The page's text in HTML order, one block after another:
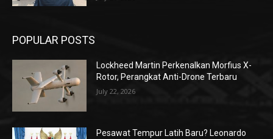
POPULAR POSTS
Lockheed Martin Perkenalkan Morfius X-
Rotor, Perangkat Anti-Drone Terbaru
July 22, 2026
Pesawat Tempur Latih Baru? Leonardo